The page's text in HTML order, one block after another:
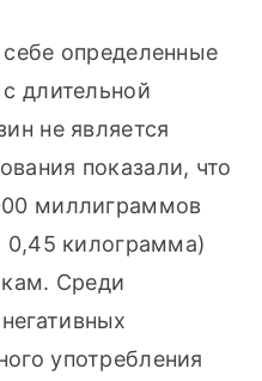
определенные
длительной
не является
показали, что
миллиграммов
0,45 килограмма)
Среди
употребления